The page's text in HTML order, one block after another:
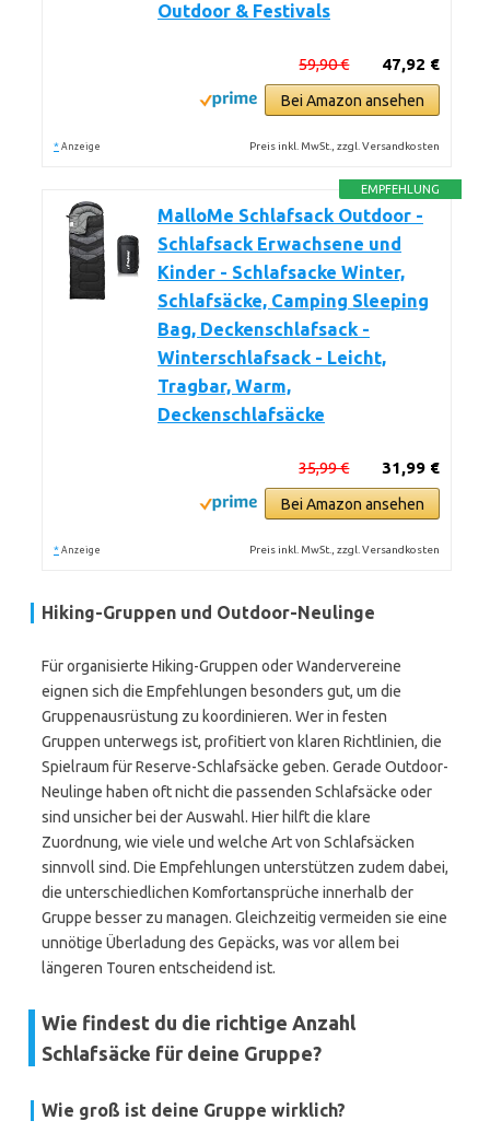
Outdoor & Festivals
47,92 €
59,90 €
Bei Amazon ansehen
* Anzeige Preis inkl. MwSt., zzgl. Versandkosten
EMPFEHLUNG
MalloMe Schlafsack Outdoor -
Schlafsack Erwachsene und
Kinder - Schlafsacke Winter,
Schlafsäcke, Camping Sleeping
Bag, Deckenschlafsack -
Winterschlafsack - Leicht,
Tragbar, Warm,
Deckenschlafsäcke
31,99 €
35,99 €
Bei Amazon ansehen
* Anzeige Preis inkl. MwSt., zzgl. Versandkosten
Hiking-Gruppen und Outdoor-Neulinge
Für organisierte Hiking-Gruppen oder Wandervereine
eignen sich die Empfehlungen besonders gut, um die
Gruppenausrüstung zu koordinieren. Wer in festen
Gruppen unterwegs ist, profitiert von klaren Richtlinien, die
Spielraum für Reserve-Schlafsäcke geben. Gerade Outdoor-
Neulinge haben oft nicht die passenden Schlafsäcke oder
sind unsicher bei der Auswahl. Hier hilft die klare
Zuordnung, wie viele und welche Art von Schlafsäcken
sinnvoll sind. Die Empfehlungen unterstützen zudem dabei,
die unterschiedlichen Komfortansprüche innerhalb der
Gruppe besser zu managen. Gleichzeitig vermeiden sie eine
unnötige Überladung des Gepäcks, was vor allem bei
längeren Touren entscheidend ist.
Wie findest du die richtige Anzahl
Schlafsäcke für deine Gruppe?
Wie groß ist deine Gruppe wirklich?